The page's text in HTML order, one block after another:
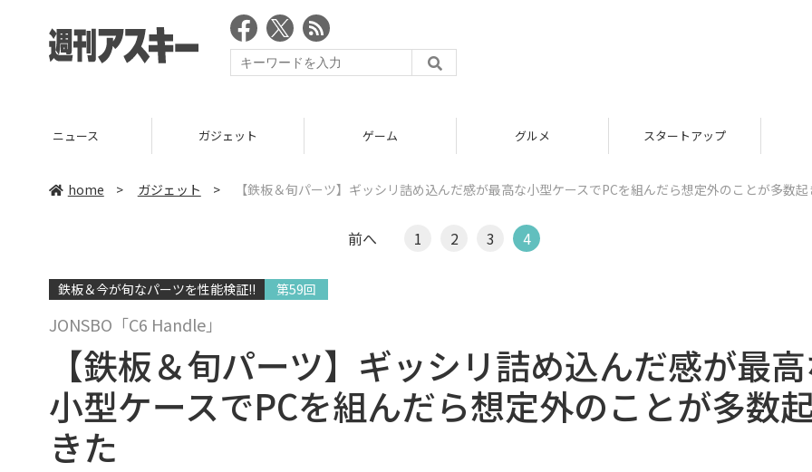
ニュース ガジェット ゲーム グルメ スタートアップ
home > ガジェット > 【鉄板＆旬パーツ】ギッシリ詰め込んだ感が最高な小型ケースでPCを組んだら想定外のことが多数起
前へ 1 2 3 4
鉄板＆今が旬なパーツを性能検証!! 第59回
JONSBO「C6 Handle」
【鉄板＆旬パーツ】ギッシリ詰め込んだ感が最
小型ケースでPCを組んだら想定外のことが多数
きた